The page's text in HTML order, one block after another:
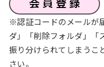
※認証コードのメールが
ダ」「削除フォルダ」「
振り分けられてしまうこ
さい。